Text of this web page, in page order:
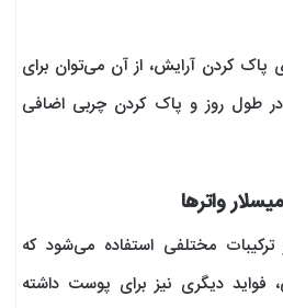
پاک کردن آرایش، از آن می‌توان برای
طول روز و پاک کردن چربی اضافی
واترها
مختلفی استفاده می‌شود که
فواید دیگری نیز برای پوست داشته